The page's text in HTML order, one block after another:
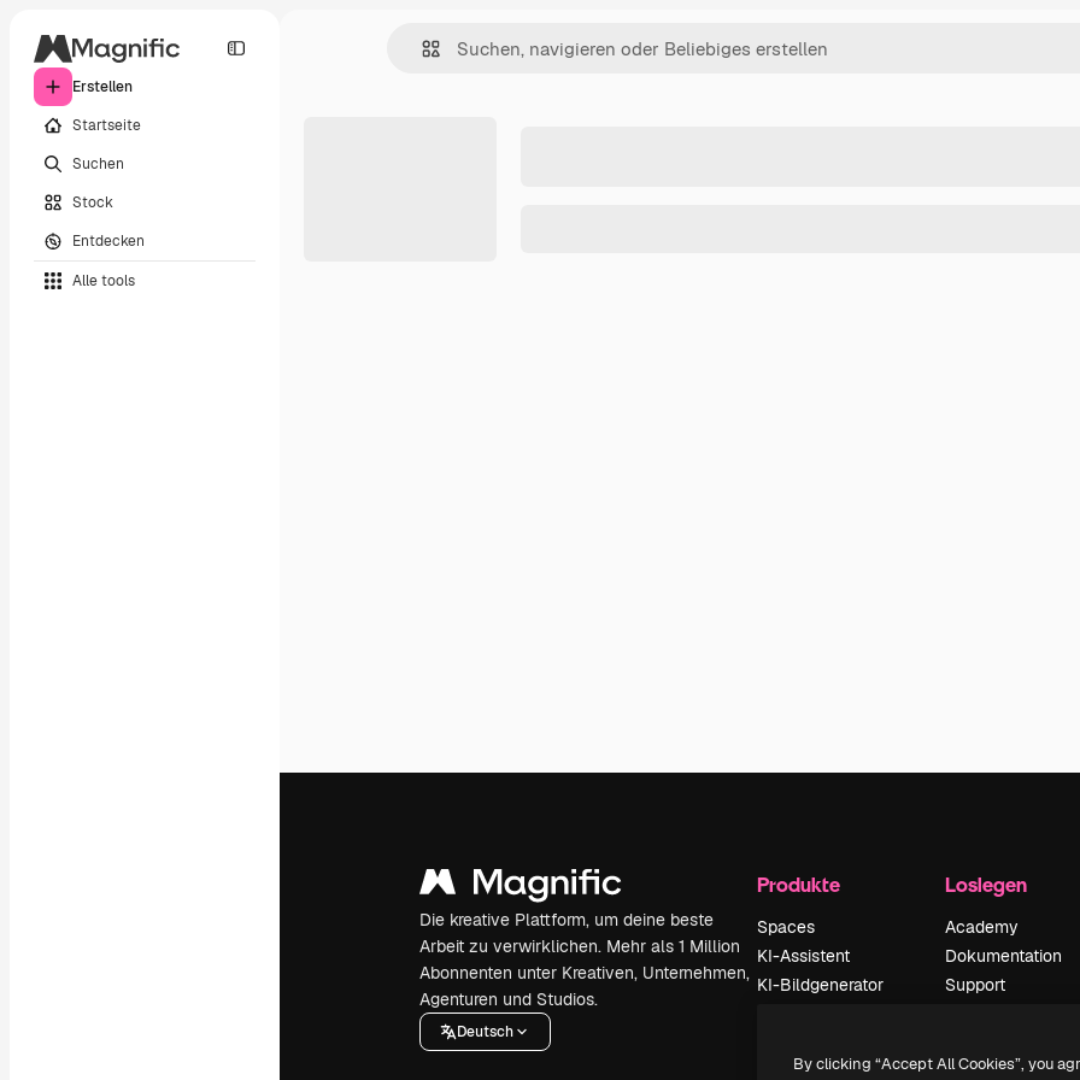
Erstellen
Startseite
Suchen
Stock
Entdecken
Alle tools
Die kreative Plattform, um deine beste
Arbeit zu verwirklichen. Mehr als 1 Million
Abonnenten unter Kreativen, Unternehmen,
Agenturen und Studios.
Deutsch
Produkte
Spaces
KI-Assistent
KI-Bildgenerator
Stimmengenerator
Loslegen
Academy
Dokumentation
Support
Originale Neu
By clicking “Accept All Cookies”, you